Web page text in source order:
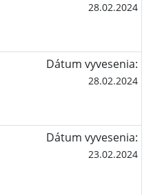
28.02.2024
Dátum vyvesenia:
28.02.2024
Dátum vyvesenia:
23.02.2024